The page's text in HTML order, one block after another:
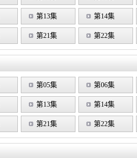
第13集 第14集
第21集 第22集
第05集 第06集
第13集 第14集
第21集 第22集